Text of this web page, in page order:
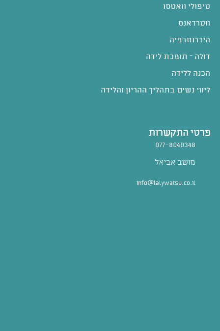
טיפולי וואטסו
ווטרדאנס
הידרותרפיה
דולה – תומכת לידה
הכנה ללידה
ליווי נשים בתהליך ההריון והלידה
פרטי התקשרות
077-8040348
מושב אביאל
info@lalywatsu.co.il